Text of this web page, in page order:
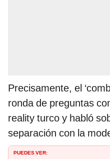
Precisamente, el
ronda de preguntas
reality turco y habló
separación con la
PUEDES VER: